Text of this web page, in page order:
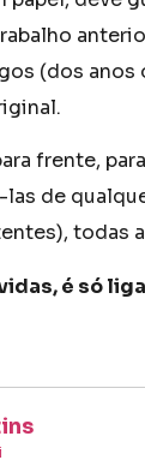
(dos
frente,
las de
todas
é só